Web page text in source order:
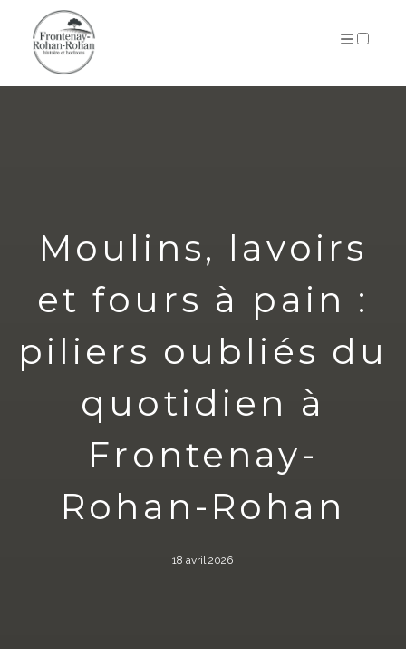
Moulins, lavoirs
et fours à pain :
piliers oubliés du
quotidien à
Frontenay-
Rohan-Rohan
18 avril 2026